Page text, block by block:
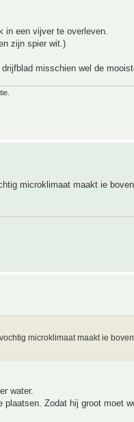
in een vijver te overleven.
zijn spier wit.)
misschien wel de
microklimaat maakt ie
microklimaat maakt ie
water.
Zodat hij groot moet